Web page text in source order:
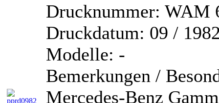
Drucknummer: WAM
Druckdatum: 09 /
Modelle: -
Bemerkungen /
Mercedes-Benz